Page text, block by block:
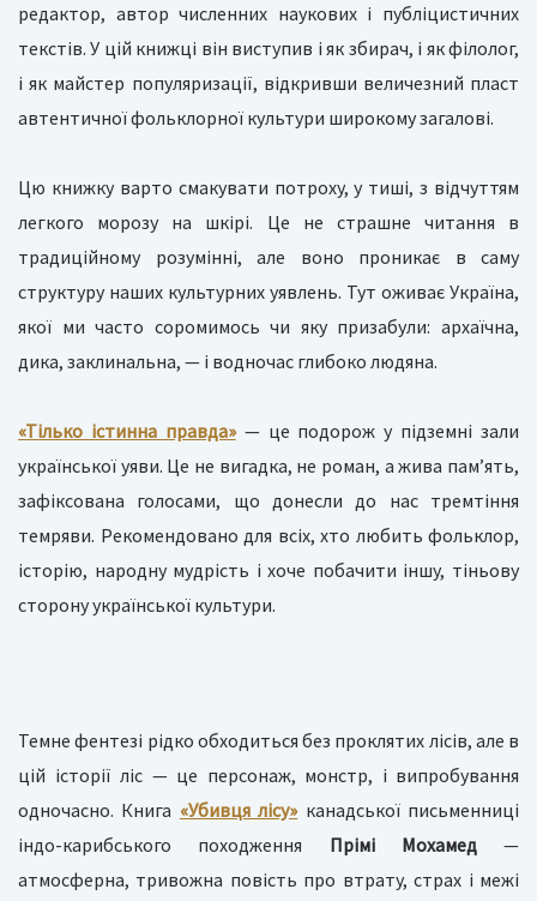
редактор, автор численних наукових і публіцистичних
текстів. У цій книжці він виступив і як збирач, і як філолог,
і як майстер популяризації, відкривши величезний пласт
автентичної фольклорної культури широкому загалові.
Цю книжку варто смакувати потроху, у тиші, з відчуттям
легкого морозу на шкірі. Це не страшне читання в
традиційному розумінні, але воно проникає в саму
структуру наших культурних уявлень. Тут оживає Україна,
якої ми часто соромимось чи яку призабули: архаїчна,
дика, заклинальна, — і водночас глибоко людяна.
«Тілько істинна правда»— це подорож у підземні зали
української уяви. Це не вигадка, не роман, а жива пам’ять,
зафіксована голосами, що донесли до нас тремтіння
темряви. Рекомендовано для всіх, хто любить фольклор,
історію, народну мудрість і хоче побачити іншу, тіньову
сторону української культури.
Темне фентезі рідко обходиться без проклятих лісів, але в
цій історії ліс — це персонаж, монстр, і випробування
одночасно. Книга «Убивця лісу»канадської письменниці
індо-карибського походження Прімі Мохамед—
атмосферна, тривожна повість про втрату, страх і межі